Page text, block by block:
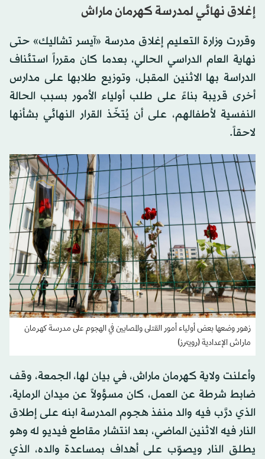
إغلاق نهائي لمدرسة كهرمان ماراش
وقررت وزارة التعليم إغلاق مدرسة «آيسر تشاليك» حتى
نهاية العام الدراسي الحالي، بعدما كان مقرراً استئناف
الدراسة بها الاثنين المقبل، وتوزيع طلابها على مدارس
أخرى قريبة بناءً على طلب أولياء الأمور بسبب الحالة
النفسية لأطفالهم، على أن يُتخّذ القرار النهائي بشأنها
لاحقاً.
زهور وضعها بعض أولياء أمور القتلى والمصابين في الهجوم على مدرسة كهرمان
ماراش الإعدادية (رويترز)
وأعلنت ولاية كهرمان ماراش، في بيان لها، الجمعة، وقف
ضابط شرطة عن العمل، كان مسؤولاً عن ميدان الرماية،
الذي درَّب فيه والد منفذ هجوم المدرسة ابنه على إطلاق
النار فيه الاثنين الماضي، بعد انتشار مقاطع فيديو له وهو
يطلق النار ويصوّب على أهداف بمساعدة والده، الذي